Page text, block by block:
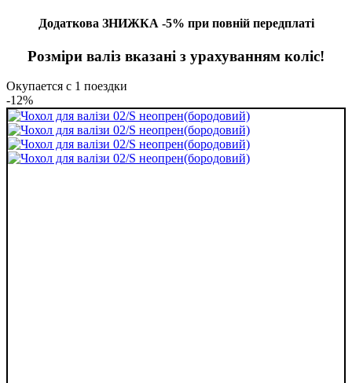
Додаткова ЗНИЖКА -5% при повній передплаті
Розміри валіз вказані з урахуванням коліс!
Окупается с 1 поездки
-12%